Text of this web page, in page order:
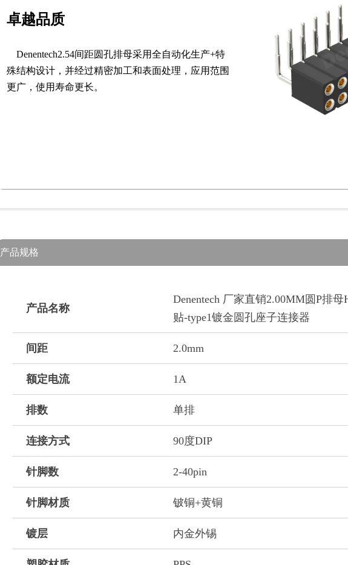
卓越品质
Denentech2.54间距圆孔排母采用全自动化生产+特
殊结构设计，并经过精密加工和表面处理，应用范围
更广，使用寿命更长。
产品规格
产品名称
Denentech 厂家直销2.00MM圆P排母
贴-type1镀金圆孔座子连接器
间距 2.0mm
额定电流 1A
排数 单排
连接方式 90度DIP
针脚数 2-40pin
针脚材质 铍铜+黄铜
镀层 内金外锡